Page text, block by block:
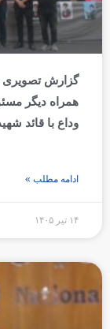
گزارش
همراه دیگر
وداع با قائد
ادامه مطلب »
۱۴ تیر ۱۴۰۵